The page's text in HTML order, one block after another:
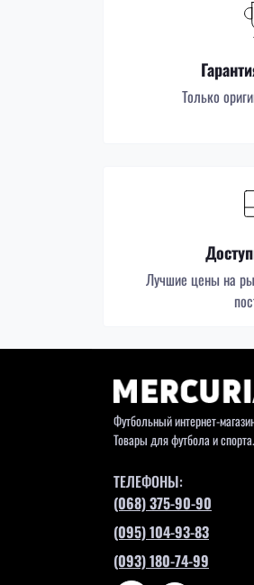
Только
Лучшие цены на
Футбольный интернет-
Товары для футбола и спорта.
ТЕЛЕФОНЫ:
(068) 375-90-90
(095) 104-93-83
(093) 180-74-99